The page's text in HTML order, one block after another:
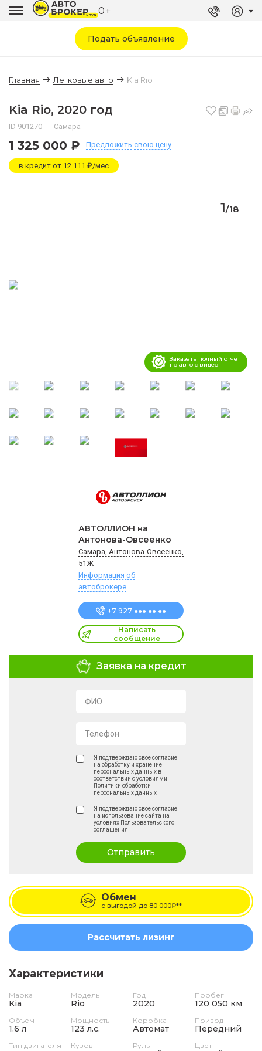
0+
Подать объявление
Главная Легковые авто Kia Rio
Kia Rio, 2020 год
ID 901270 Самара
1 325 000 ₽ Предложить свою цену
в кредит от 12 111 ₽/мес
Заказать полный отчёт
по авто с видео
1/18
АВТОЛЛИОН на
Антонова-Овсеенко
Самара, Антонова-Овсеенко,
51Ж
Информация об
автоброкере
+7 927 ●●● ●● ●●
Написать
сообщение
Заявка на кредит
ФИО
Телефон
Я подтверждаю свое согласие
на обработку и хранение
персональных данных в
соответствии с условиями
Политики обработки
персональных данных
Я подтверждаю свое согласие
на использование сайта на
условиях Пользовательского
соглашения
Отправить
Обмен
с выгодой до 80 000₽**
Рассчитать лизинг
Характеристики
Марка
Kia
Модель
Rio
Год
2020
Пробег
120 050 км
Объем
1.6 л
Мощность
123 л.с.
Коробка
Автомат
Привод
Передний
Тип двигателя Кузов Руль Цвет